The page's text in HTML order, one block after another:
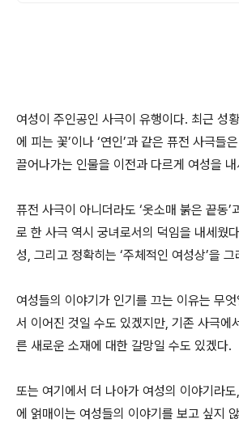
여성이 주인공인 사극이 유행이다. 최근 성
에 피는 꽃’이나 ‘연인’과 같은 퓨전 사극들
끌어나가는 인물을 이전과 다르게 여성을
퓨전 사극이 아니더라도 ‘옷소매 붉은 끝동’
로 한 사극 역시 궁녀로서의 덕임을 내세웠
성, 그리고 정확히는 ‘주체적인 여성상’을
여성들의 이야기가 인기를 끄는 이유는 무엇
서 이어진 것일 수도 있겠지만, 기존 사극에
른 새로운 소재에 대한 갈망일 수도 있겠다.
또는 여기에서 더 나아가 여성의 이야기라
에 얽매이는 여성들의 이야기를 보고 싶지